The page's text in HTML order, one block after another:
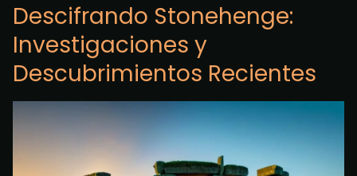
Descifrando Stonehenge:
Investigaciones y
Descubrimientos Recientes